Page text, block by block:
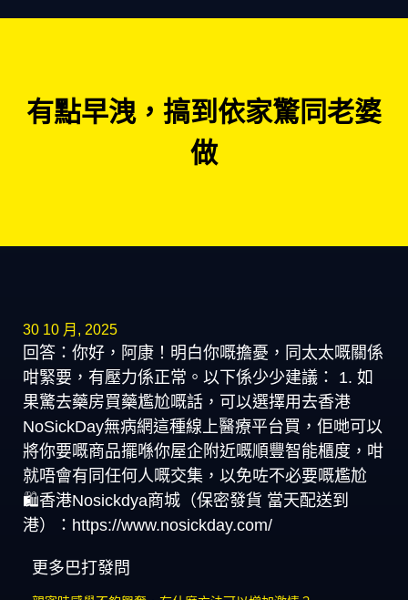
有點早洩，搞到依家驚同老婆
做
30 10 月, 2025
回答：你好，阿康！明白你嘅擔憂，同太太嘅關係
咁緊要，有壓力係正常。以下係少少建議： 1. 如
果驚去藥房買藥尷尬嘅話，可以選擇用去香港
NoSickDay無病網這種線上醫療平台買，佢哋可以
將你要嘅商品擺喺你屋企附近嘅順豐智能櫃度，咁
就唔會有同任何人嘅交集，以免咗不必要嘅尷尬
🛍️香港Nosickdya商城（保密發貨 當天配送到
港）：https://www.nosickday.com/
更多巴打發問